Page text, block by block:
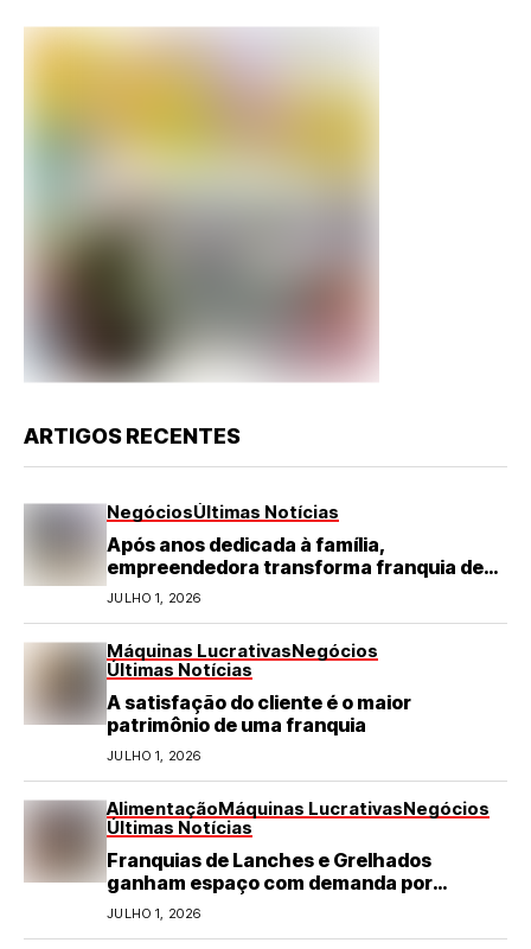
ARTIGOS RECENTES
NegóciosÚltimas Notícias
Após anos dedicada à família,
empreendedora transforma franquia de
turismo em negócio de destaque no RN
JULHO 1, 2026
Máquinas LucrativasNegócios
Últimas Notícias
A satisfação do cliente é o maior
patrimônio de uma franquia
JULHO 1, 2026
AlimentaçãoMáquinas LucrativasNegócios
Últimas Notícias
Franquias de Lanches e Grelhados
ganham espaço com demanda por
refeições rápidas e de qualidade
JULHO 1, 2026